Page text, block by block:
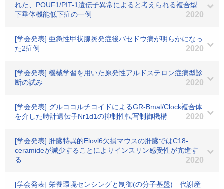
れた、POUF1/PIT-1遺伝子異常によると考えられる複合型
下垂体機能低下症の一例
2020
[学会発表] 亜急性甲状腺炎発症後バセドウ病が明らかになっ
た2症例
2020
[学会発表] 機械学習を用いた原発性アルドステロン症病型診
断の試み
2020
[学会発表] グルココルチコイドによるGR-Bmal/Clock複合体
を介した時計遺伝子Nr1d1の抑制性転写制御機構
2020
[学会発表] 肝臓特異的Elovl6欠損マウスの肝臓ではC18-
ceramideが減少することによりインスリン感受性が亢進す
る
2020
[学会発表] 栄養環境センシングと制御(の分子基盤) 代謝産